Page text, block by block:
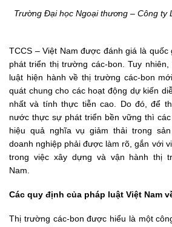
Trường Đại học Ngoại thương – Công ty
TCCS – Việt Nam được đánh giá là
phát triển thị trường các-bon. Tuy
luật hiện hành về thị trường các-bon
quát chung cho các hoạt động dự kiến
nhất và tính thực tiễn cao. Do đó, để
nước thực sự phát triển bền vững thì
hiệu quả nghĩa vụ giảm thải trong
doanh nghiệp phải được làm rõ, gắn với
trong việc xây dựng và vận hành thị
Nam.
Các quy định của pháp luật Việt Nam
Thị trường các-bon được hiểu là một